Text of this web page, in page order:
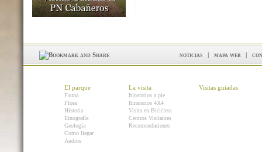
noticias | mapa web |
El parque
Fauna
Flora
Historia
Etnografía
Geología
Como llegar
Audios
La visita
Itinerarios a pie
Itinerarios 4X4
Visita en Bicicleta
Centros Visitantes
Recomendaciones
Visitas guiadas